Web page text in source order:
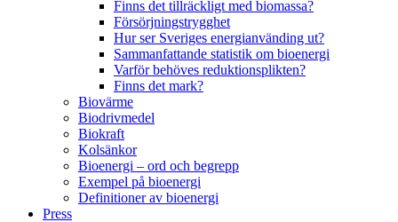
Finns det tillräckligt med biomassa?
Försörjningstrygghet
Hur ser Sveriges energianvänding ut?
Sammanfattande statistik om bioenergi
Varför behöves reduktionsplikten?
Finns det mark?
Biovärme
Biodrivmedel
Biokraft
Kolsänkor
Bioenergi – ord och begrepp
Exempel på bioenergi
Definitioner av bioenergi
Press